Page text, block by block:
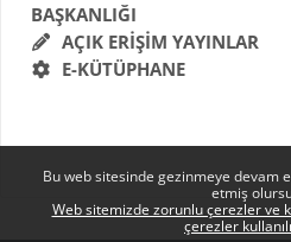
Bu web sitesinde gezinmeye devam
etmiş
Web sitemizde zorunlu çerezler ve
çerezler
BAŞKANLIĞI
AÇIK ERIŞIM YAYINLAR
E-KÜTÜPHANE